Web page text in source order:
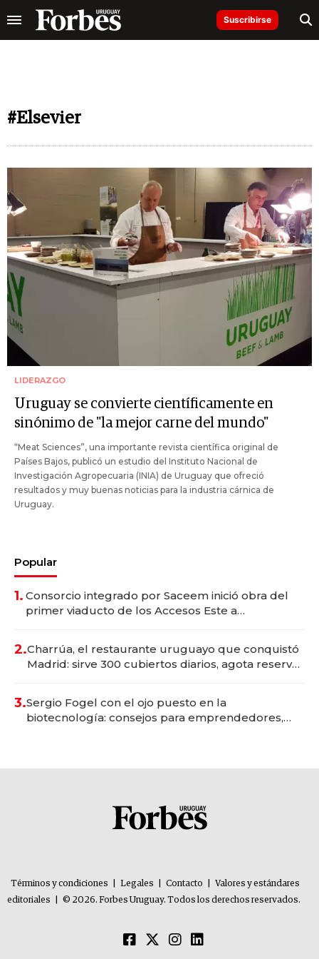
Suscribirse
#Elsevier
LIDERAZGO
Uruguay se convierte científicamente en
sinónimo de "la mejor carne del mundo"
“Meat Sciences”, una importante revista científica original de
Países Bajos, publicó un estudio del Instituto Nacional de
Investigación Agropecuaria (INIA) de Uruguay que ofreció
resultados y muy buenas noticias para la industria cárnica de
Uruguay.
Popular
1. Consorcio integrado por Saceem inició obra del
primer viaducto de los Accesos Este a
2.Charrúa, el restaurante uruguayo que conquistó
Madrid: sirve 300 cubiertos diarios, agota reservas
3.Sergio Fogel con el ojo puesto en la
biotecnología: consejos para emprendedores,
Términos y condiciones Legales Contacto
Valores y estándares
editoriales
© 2026. Forbes Uruguay. Todos los derechos reservados.